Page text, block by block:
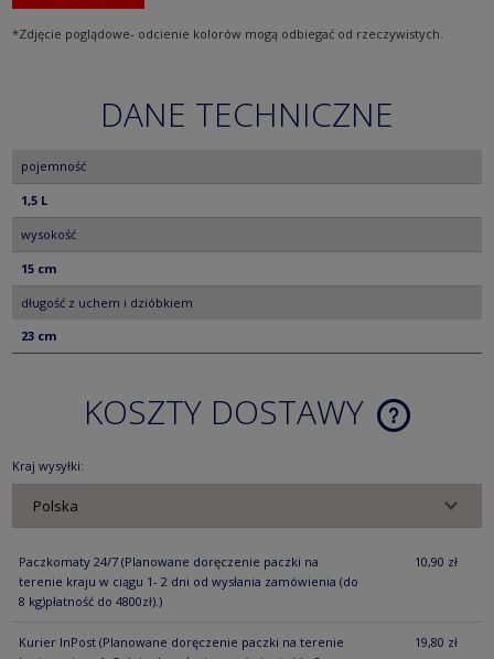
*Zdjęcie poglądowe- odcienie kolorów mogą odbiegać od rzeczywistych.
DANE TECHNICZNE
pojemność
1,5 L
wysokość
15 cm
długość z uchem i dzióbkiem
23 cm
KOSZTY DOSTAWY
CENA NIE
Kraj wysyłki:
Paczkomaty 24/7 (Planowane doręczenie paczki na
terenie kraju w ciągu 1- 2 dni od wysłania zamówienia (do
8 kg)płatność do 4800zł).)
10,90 zł
Kurier InPost (Planowane doręczenie paczki na terenie
19,80 zł